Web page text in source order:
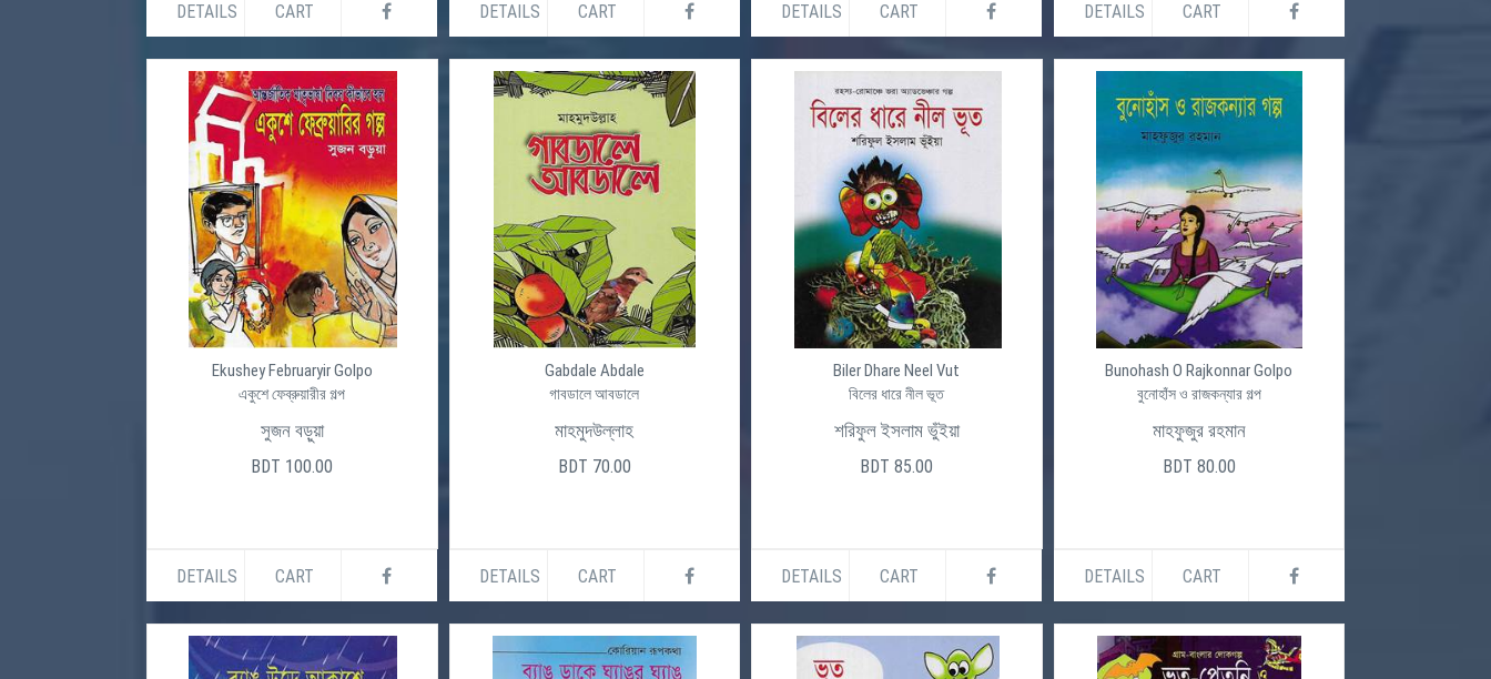
DETAILS CART DETAILS CART DETAILS CART DETAILS CART
Ekushey Februaryir Golpo
একুশে ফেব্রুয়ারীর গল্প
সুজন বড়ুয়া
BDT 100.00
DETAILS CART
Gabdale Abdale
গাবডালে আবডালে
মাহমুদউল্লাহ
BDT 70.00
DETAILS CART
Biler Dhare Neel Vut
বিলের ধারে নীল ভূত
শরিফুল ইসলাম ভুঁইয়া
BDT 85.00
DETAILS CART
Bunohash O Rajkonnar Golpo
বুনোহাঁস ও রাজকন্যার গল্প
মাহফুজুর রহমান
BDT 80.00
DETAILS CART